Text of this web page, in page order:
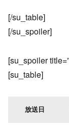
[/su_table]
[/su_spoiler]
[su_spoiler
[su_table]
放送日